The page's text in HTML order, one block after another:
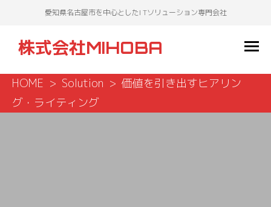
愛知県名古屋市を中心としたI Tソリューション専門会社
株式会社MIHOBA
HOME Solution
価値を引き出すヒアリン
グ・ライティング